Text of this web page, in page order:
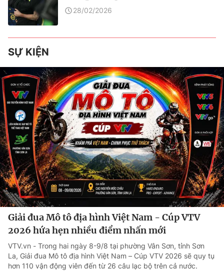
28/02/2026
SỰ KIỆN
Giải đua Mô tô địa hình Việt Nam - Cúp VTV
2026 hứa hẹn nhiều điểm nhấn mới
VTV.vn - Trong hai ngày 8-9/8 tại phường Vân Sơn, tỉnh Sơn
La, Giải đua Mô tô địa hình Việt Nam – Cúp VTV 2026 sẽ quy tụ
hơn 110 vận động viên đến từ 26 câu lạc bộ trên cả nước.